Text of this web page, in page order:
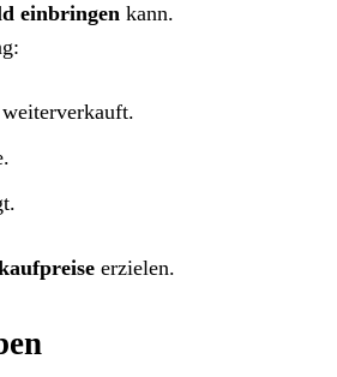
einbringen kann.
erzielen.